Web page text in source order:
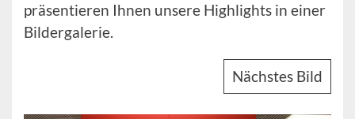
präsentieren Ihnen unsere Highlights in einer
Bildergalerie.
Nächstes Bild